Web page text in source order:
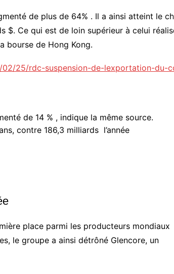
de plus de 64% . Il a ainsi atteint le
$. Ce qui est de loin supérieur à celui
bourse de Hong Kong.
25/rdc-suspension-de-lexportation-du-
de 14 % , indique la même source.
contre 186,3 milliards l’année
place parmi les producteurs mondiaux
le groupe a ainsi détrôné Glencore, un